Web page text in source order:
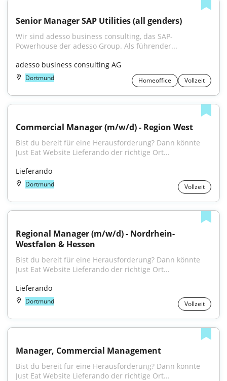
Senior Manager SAP Utilities (all genders)
Wir sind adesso business consulting, das SAP-
Powerhouse der adesso Group. Als führender...
adesso business consulting AG
Dortmund Homeoffice Vollzeit
Commercial Manager (m/w/d) - Region West
Bist du bereit für eine Herausforderung? Dann könnte
Just Eat Website Lieferando der richtige Ort...
Lieferando
Dortmund Vollzeit
Regional Manager (m/w/d) - Nordrhein-
Westfalen & Hessen
Bist du bereit für eine Herausforderung? Dann könnte
Just Eat Website Lieferando der richtige Ort...
Lieferando
Dortmund Vollzeit
Manager, Commercial Management
Bist du bereit für eine Herausforderung? Dann könnte
Just Eat Website Lieferando der richtige Ort...